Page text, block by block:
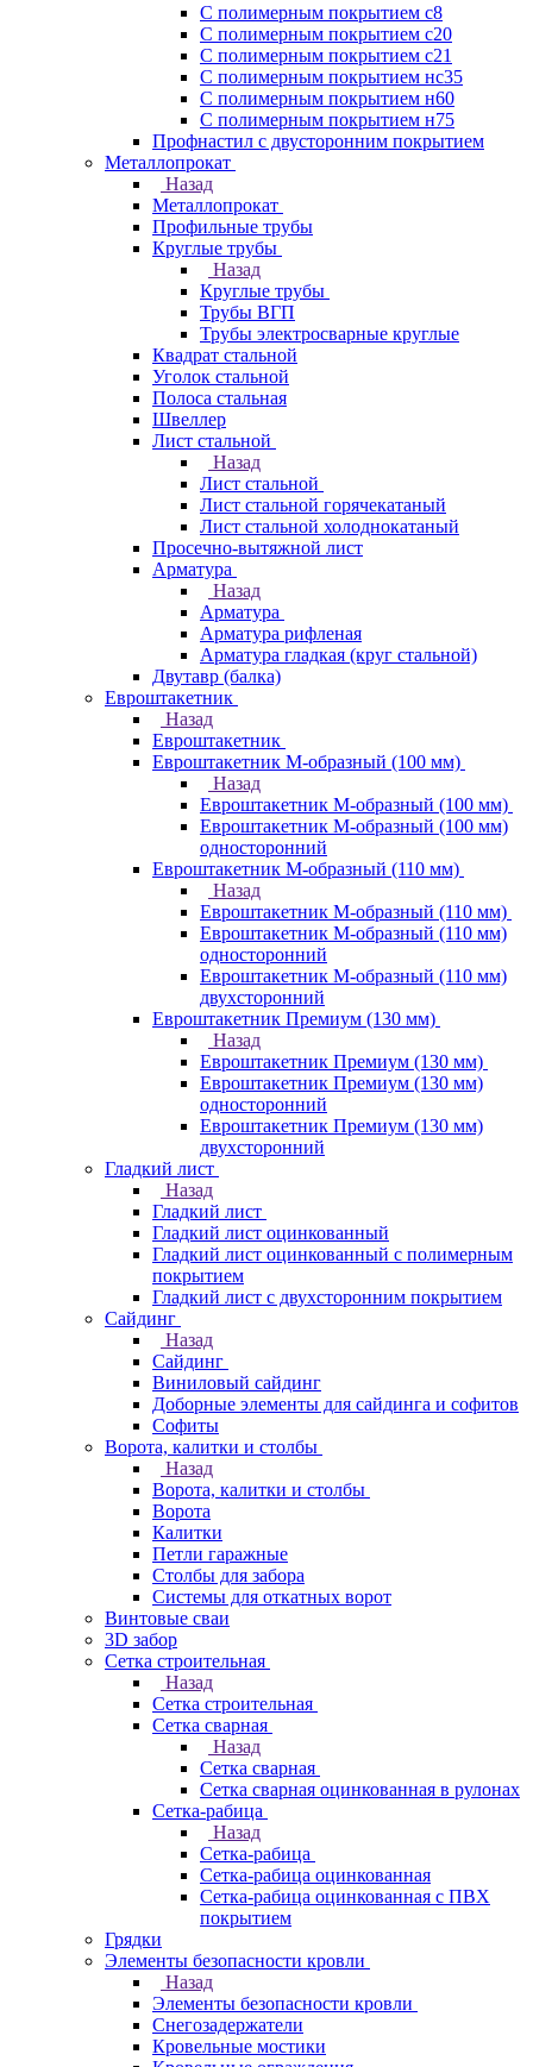
С полимерным покрытием с8
С полимерным покрытием с20
С полимерным покрытием с21
С полимерным покрытием нс35
С полимерным покрытием н60
С полимерным покрытием н75
Профнастил с двусторонним покрытием
Металлопрокат
Назад
Металлопрокат
Профильные трубы
Круглые трубы
Назад
Круглые трубы
Трубы ВГП
Трубы электросварные круглые
Квадрат стальной
Уголок стальной
Полоса стальная
Швеллер
Лист стальной
Назад
Лист стальной
Лист стальной горячекатаный
Лист стальной холоднокатаный
Просечно-вытяжной лист
Арматура
Назад
Арматура
Арматура рифленая
Арматура гладкая (круг стальной)
Двутавр (балка)
Евроштакетник
Назад
Евроштакетник
Евроштакетник М-образный (100 мм)
Назад
Евроштакетник М-образный (100 мм)
Евроштакетник М-образный (100 мм)
односторонний
Евроштакетник М-образный (110 мм)
Назад
Евроштакетник М-образный (110 мм)
Евроштакетник М-образный (110 мм)
односторонний
Евроштакетник М-образный (110 мм)
двухсторонний
Евроштакетник Премиум (130 мм)
Назад
Евроштакетник Премиум (130 мм)
Евроштакетник Премиум (130 мм)
односторонний
Евроштакетник Премиум (130 мм)
двухсторонний
Гладкий лист
Назад
Гладкий лист
Гладкий лист оцинкованный
Гладкий лист оцинкованный с полимерным
покрытием
Гладкий лист с двухсторонним покрытием
Сайдинг
Назад
Сайдинг
Виниловый сайдинг
Доборные элементы для сайдинга и софитов
Софиты
Ворота, калитки и столбы
Назад
Ворота, калитки и столбы
Ворота
Калитки
Петли гаражные
Столбы для забора
Системы для откатных ворот
Винтовые сваи
3D забор
Сетка строительная
Назад
Сетка строительная
Сетка сварная
Назад
Сетка сварная
Сетка сварная оцинкованная в рулонах
Сетка-рабица
Назад
Сетка-рабица
Сетка-рабица оцинкованная
Сетка-рабица оцинкованная с ПВХ
покрытием
Грядки
Элементы безопасности кровли
Назад
Элементы безопасности кровли
Снегозадержатели
Кровельные мостики